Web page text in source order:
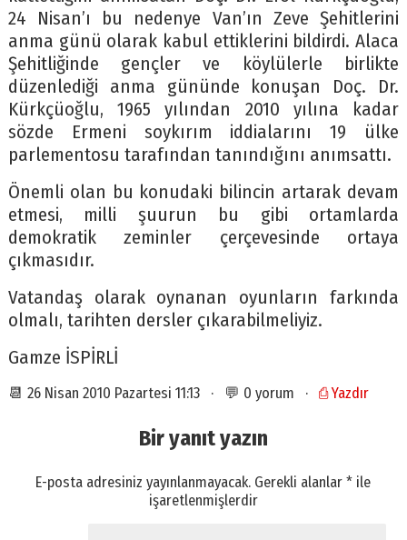
24 Nisan’ı bu nedenye Van’ın Zeve Şehitlerini
anma günü olarak kabul ettiklerini bildirdi. Alaca
Şehitliğinde gençler ve köylülerle birlikte
düzenlediği anma gününde konuşan Doç. Dr.
Kürkçüoğlu, 1965 yılından 2010 yılına kadar
sözde Ermeni soykırım iddialarını 19 ülke
parlementosu tarafından tanındığını anımsattı.
Önemli olan bu konudaki bilincin artarak devam
etmesi, milli şuurun bu gibi ortamlarda
demokratik zeminler çerçevesinde ortaya
çıkmasıdır.
Vatandaş olarak oynanan oyunların farkında
olmalı, tarihten dersler çıkarabilmeliyiz.
Gamze İSPİRLİ
📆 26 Nisan 2010 Pazartesi 11:13 · 💬 0 yorum · ⎙ Yazdır
Bir yanıt yazın
E-posta adresiniz yayınlanmayacak. Gerekli alanlar* ile
işaretlenmişlerdir